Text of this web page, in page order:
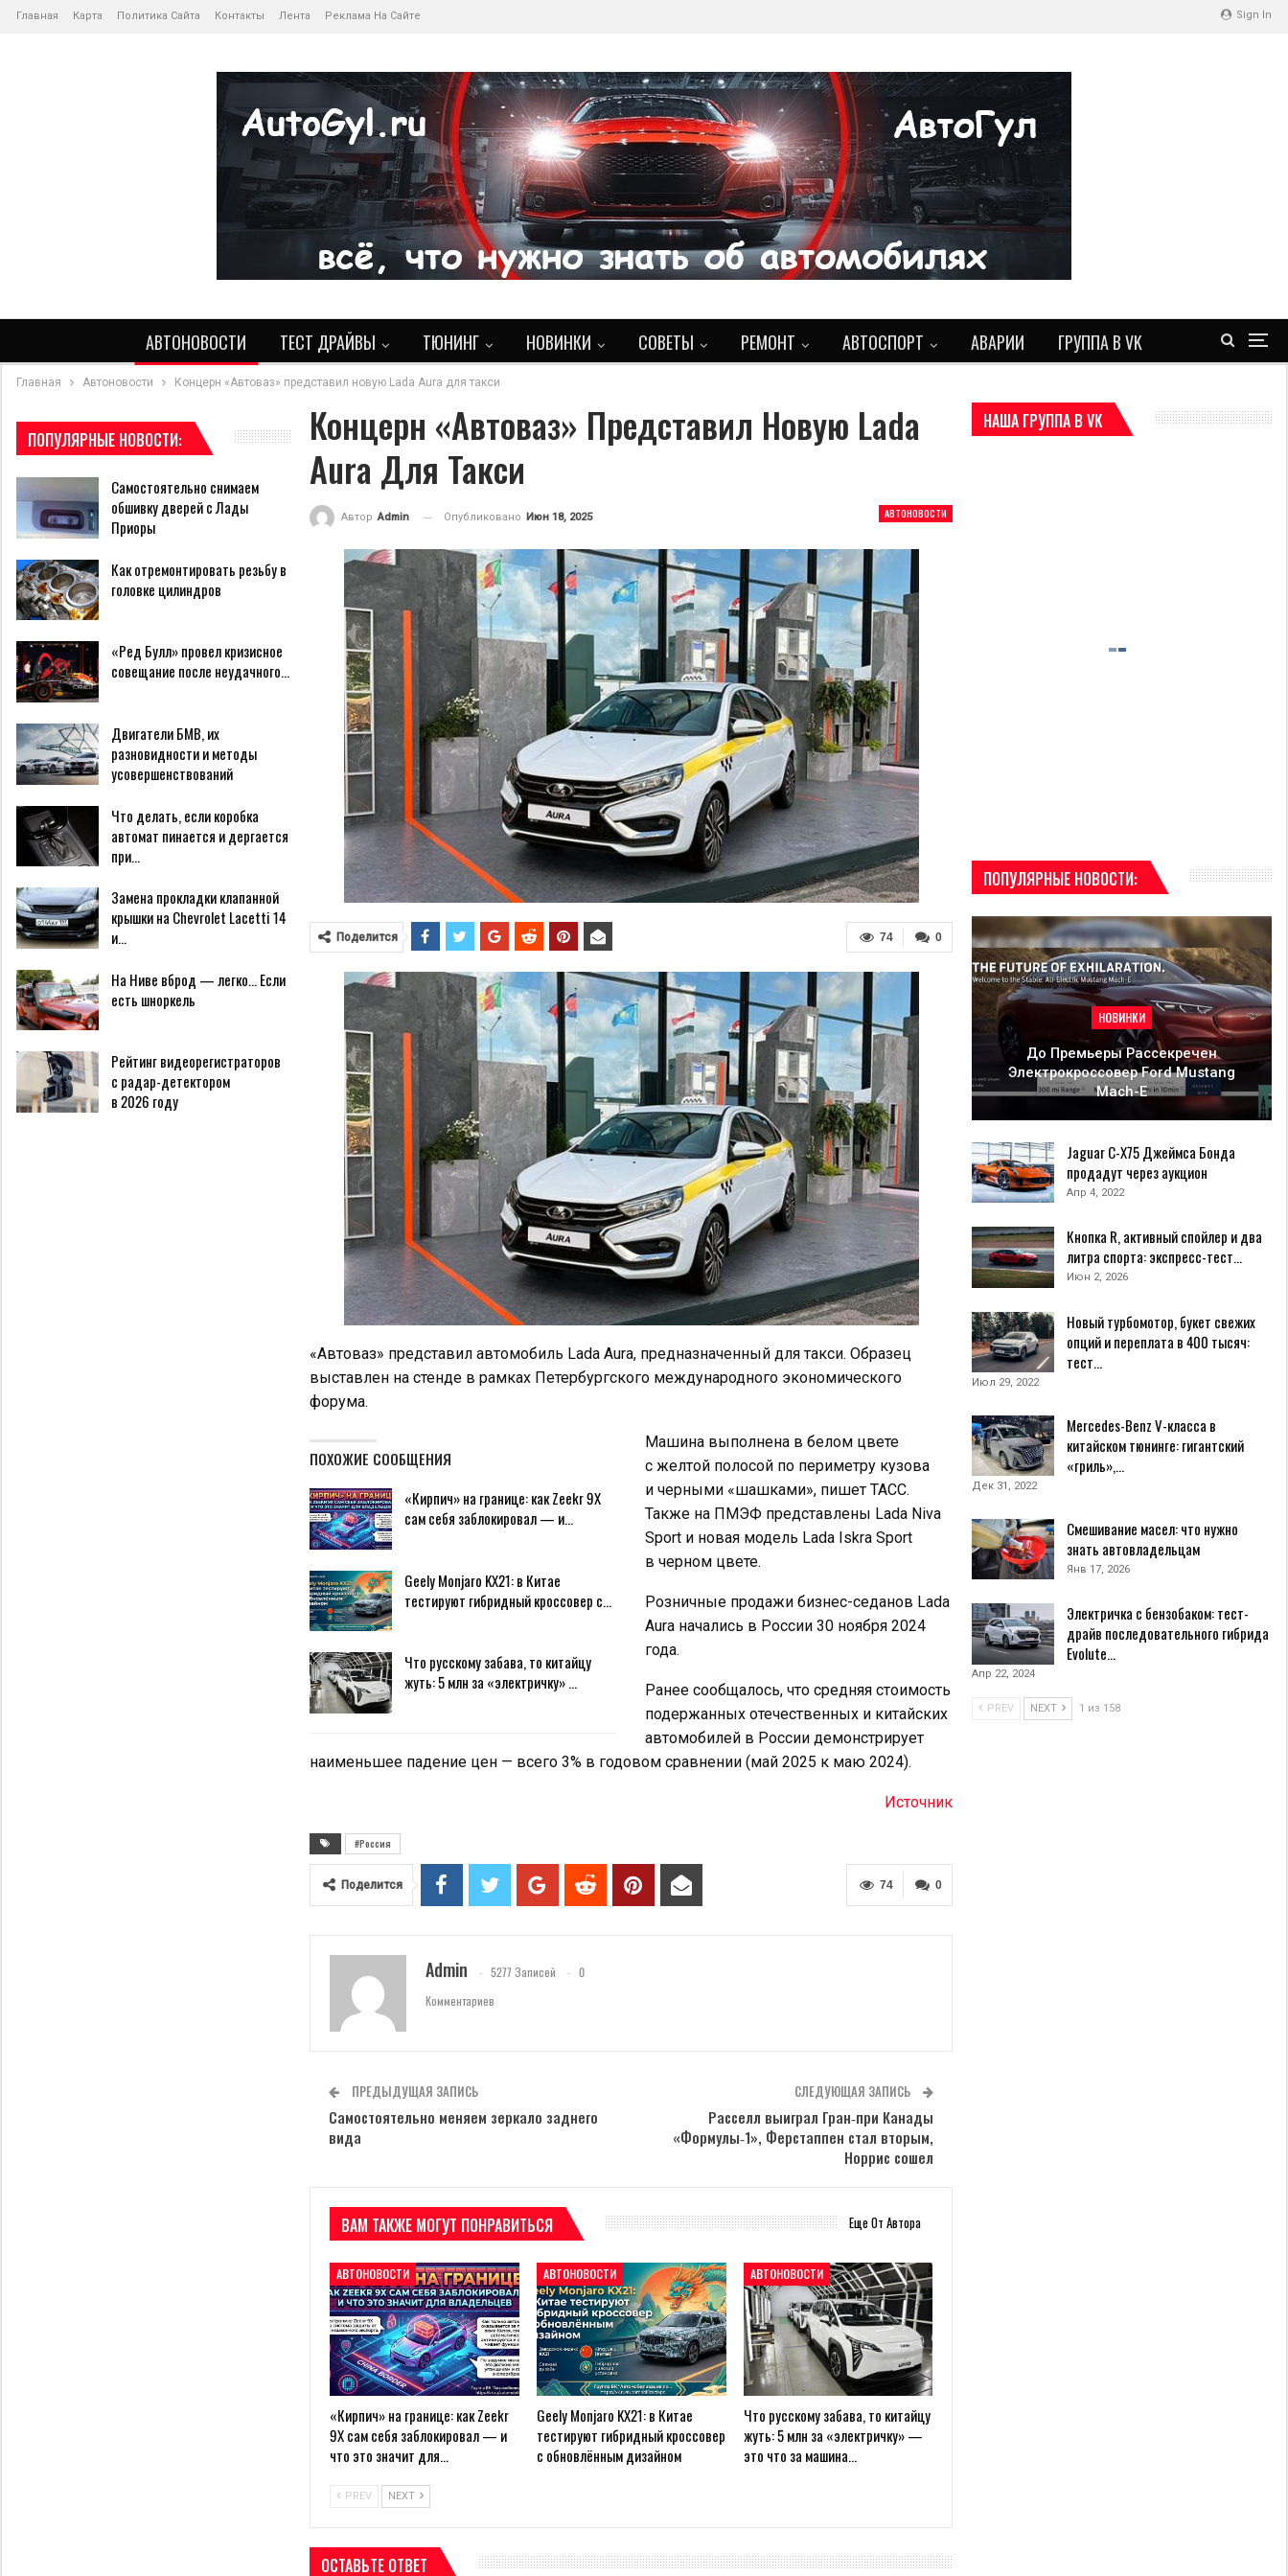
Sign In
Главная Карта Политика Сайта Контакты Лента Реклама На Сайте
АВТОНОВОСТИ ТЕСТ ДРАЙВЫ ТЮНИНГ НОВИНКИ СОВЕТЫ РЕМОНТ АВТОСПОРТ АВАРИИ ГРУППА В VK
Главная Автоновости Концерн «Автоваз» представил новую Lada Aura для такси
Концерн «Автоваз» Представил Новую Lada
Aura Для Такси
АВТОНОВОСТИ
Автор Admin Опубликовано Июн 18, 2025
0
74
Поделится
«Автоваз» представил автомобиль Lada Aura, предназначенный для такси. Образец
выставлен на стенде в рамках Петербургского международного экономического
форума.
ПОХОЖИЕ СООБЩЕНИЯ
«Кирпич» на границе: как Zeekr 9X
сам себя заблокировал — и…
Geely Monjaro KX21: в Китае
тестируют гибридный кроссовер с…
Что русскому забава, то китайцу
жуть: 5 млн за «электричку» …
Машина выполнена в белом цвете
с желтой полосой по периметру кузова
и черными «шашками», пишет ТАСС.
Также на ПМЭФ представлены Lada Niva
Sport и новая модель Lada Iskra Sport
в черном цвете.
Розничные продажи бизнес-седанов Lada
Aura начались в России 30 ноября 2024
года.
Ранее сообщалось, что средняя стоимость
подержанных отечественных и китайских
автомобилей в России демонстрирует
наименьшее падение цен — всего 3% в годовом сравнении (май 2025 к маю 2024).
Источник
#Россия
0
74
Поделится
Admin 5277 Записей
0
Комментариев
ПРЕДЫДУЩАЯ ЗАПИСЬ
Самостоятельно меняем зеркало заднего
вида
СЛЕДУЮЩАЯ ЗАПИСЬ
Расселл выиграл Гран‑при Канады
«Формулы‑1», Ферстаппен стал вторым,
Норрис сошел
ВАМ ТАКЖЕ МОГУТ ПОНРАВИТЬСЯ Еще От Автора
АВТОНОВОСТИ
«Кирпич» на границе: как Zeekr
9X сам себя заблокировал — и
что это значит для…
АВТОНОВОСТИ
Geely Monjaro KX21: в Китае
тестируют гибридный кроссовер
с обновлённым дизайном
АВТОНОВОСТИ
Что русскому забава, то китайцу
жуть: 5 млн за «электричку» —
это что за машина…
PREV NEXT
ОСТАВЬТЕ ОТВЕТ
НАША ГРУППА В VK
ПОПУЛЯРНЫЕ НОВОСТИ:
НОВИНКИ
До Премьеры Рассекречен
Электрокроссовер Ford Mustang
Mach-E
Jaguar C-X75 Джеймса Бонда
продадут через аукцион
Апр 4, 2022
Кнопка R, активный спойлер и два
литра спорта: экспресс-тест…
Июн 2, 2026
Новый турбомотор, букет свежих
опций и переплата в 400 тысяч:
тест…
Июл 29, 2022
Mercedes-Benz V-класса в
китайском тюнинге: гигантский
«гриль»,…
Дек 31, 2022
Смешивание масел: что нужно
знать автовладельцам
Янв 17, 2026
Электричка с бензобаком: тест-
драйв последовательного гибрида
Evolute…
Апр 22, 2024
PREV NEXT 1 из 158
ПОПУЛЯРНЫЕ НОВОСТИ:
Самостоятельно снимаем
обшивку дверей с Лады
Приоры
Как отремонтировать резьбу в
головке цилиндров
«Ред Булл» провел кризисное
совещание после неудачного…
Двигатели БМВ, их
разновидности и методы
усовершенствований
Что делать, если коробка
автомат пинается и дергается
при…
Замена прокладки клапанной
крышки на Chevrolet Lacetti 14
и…
На Ниве вброд — легко… Если
есть шноркель
Рейтинг видеорегистраторов
с радар-детектором
в 2026 году